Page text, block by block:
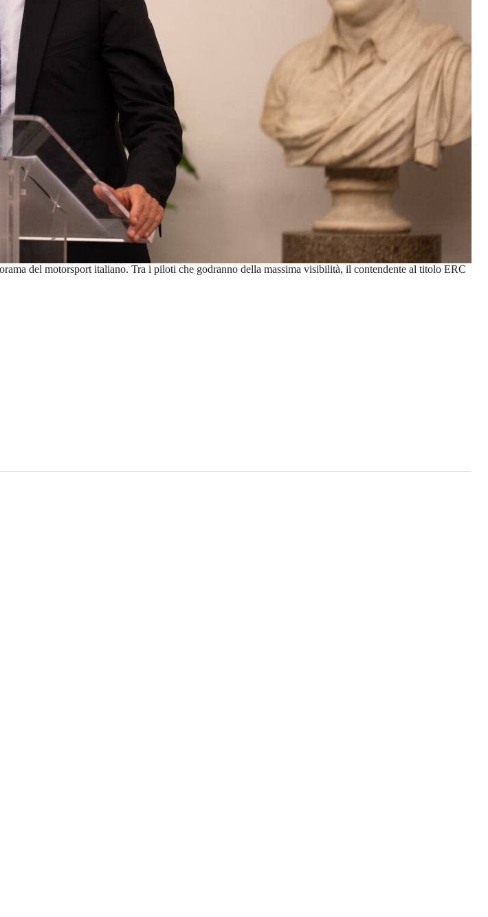
del motorsport italiano. Tra i piloti che godranno della massima visibilità, il contendente al titolo ERC